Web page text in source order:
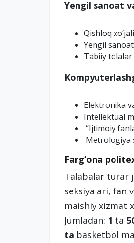
Yengil sanoat
Qishloq
Yengil
Tabiiy
Elektronika
Intellektual
“Ijtimoiy
Metrologiya
Farg‘ona
Talabalar turar
seksiyalari, fan
maishiy xizmat
Jumladan: 1 ta
ta basketbol